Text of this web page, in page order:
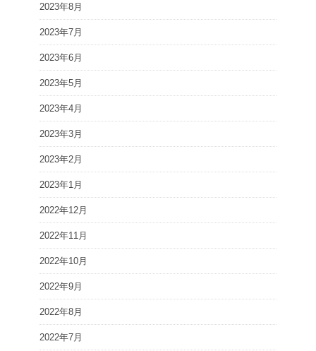
2023年8月
2023年7月
2023年6月
2023年5月
2023年4月
2023年3月
2023年2月
2023年1月
2022年12月
2022年11月
2022年10月
2022年9月
2022年8月
2022年7月